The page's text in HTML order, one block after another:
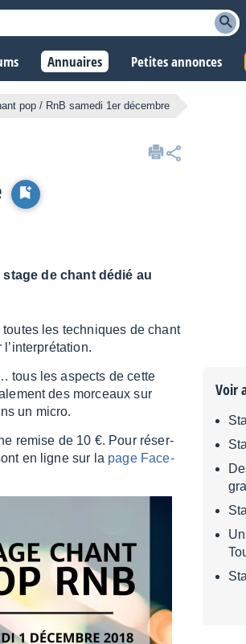
Annuaires Petites annonces
pop / RnB samedi 1er décembre
de chant dédié au
les tech­niques de chant
tous les aspects de cette
des morceaux sur
un micro.
remise de 10 €. Pour réser­
en ligne sur la page Face­
Voir